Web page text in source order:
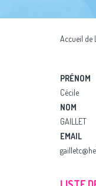
Accueil de
PRÉNOM
Cécile
NOM
GAILLET
EMAIL